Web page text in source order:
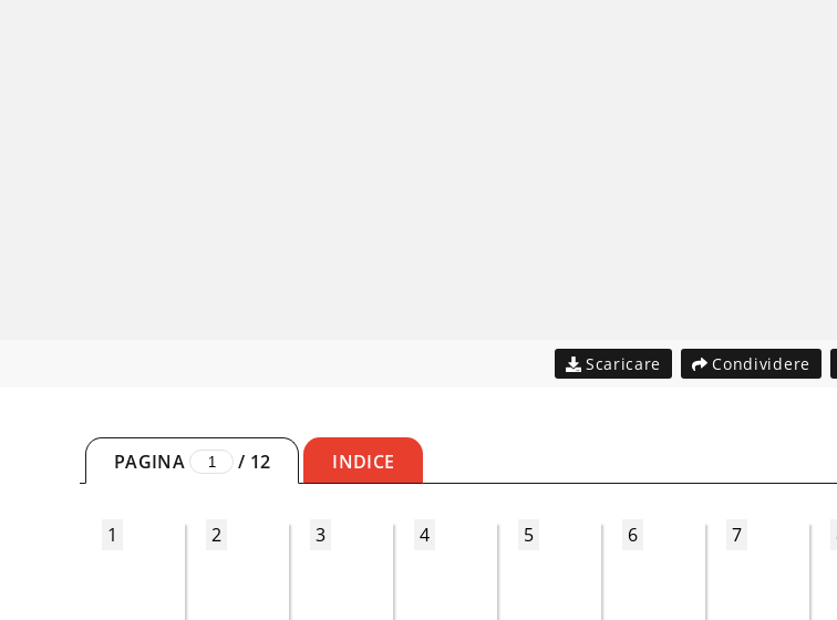
Scaricare Condividere
PAGINA / 12 INDICE
1 2 3 4 5 6 7